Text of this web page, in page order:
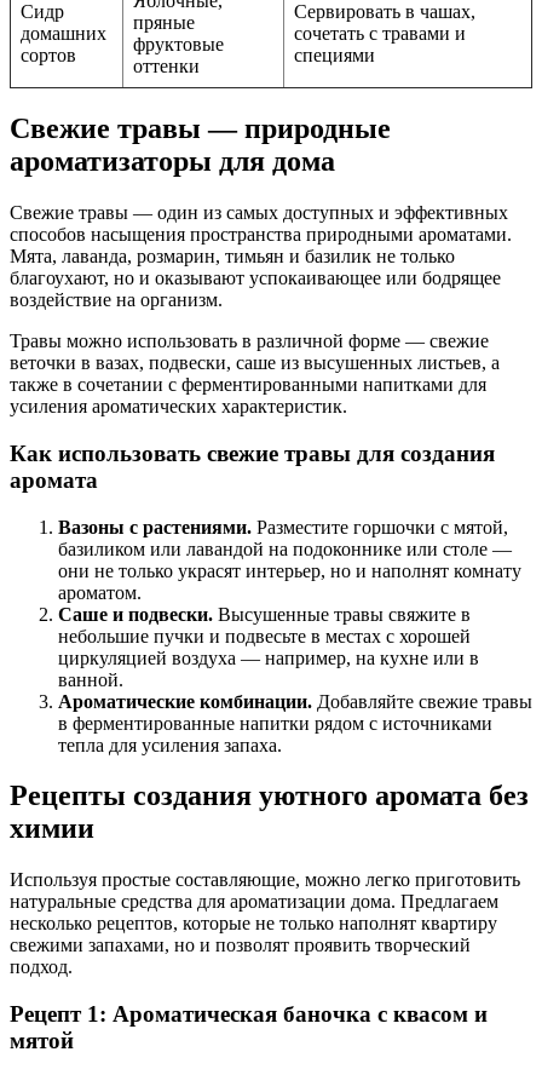
Сидр
домашних
сортов
пряные
фруктовые
оттенки
Сервировать в чашах,
сочетать с травами и
специями
Свежие травы — природные
ароматизаторы для дома
Свежие травы — один из самых доступных и эффективных
способов насыщения пространства природными ароматами.
Мята, лаванда, розмарин, тимьян и базилик не только
благоухают, но и оказывают успокаивающее или бодрящее
воздействие на организм.
Травы можно использовать в различной форме — свежие
веточки в вазах, подвески, саше из высушенных листьев, а
также в сочетании с ферментированными напитками для
усиления ароматических характеристик.
Как использовать свежие травы для создания
аромата
Вазоны с растениями. Разместите горшочки с мятой,
базиликом или лавандой на подоконнике или столе —
они не только украсят интерьер, но и наполнят комнату
ароматом.
Саше и подвески. Высушенные травы свяжите в
небольшие пучки и подвесьте в местах с хорошей
циркуляцией воздуха — например, на кухне или в
ванной.
Ароматические комбинации. Добавляйте свежие травы
в ферментированные напитки рядом с источниками
тепла для усиления запаха.
Рецепты создания уютного аромата без
химии
Используя простые составляющие, можно легко приготовить
натуральные средства для ароматизации дома. Предлагаем
несколько рецептов, которые не только наполнят квартиру
свежими запахами, но и позволят проявить творческий
подход.
Рецепт 1: Ароматическая баночка с квасом и
мятой